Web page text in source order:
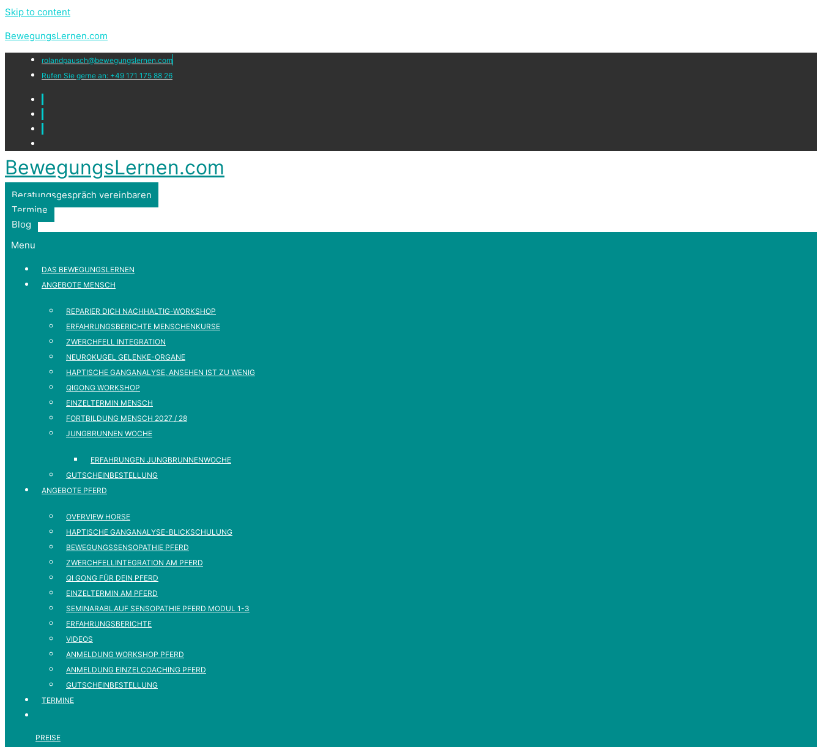
Skip to content
BewegungsLernen.com
rolandpausch@bewegungslernen.com
Rufen Sie gerne an: +49 171 175 88 26
BewegungsLernen.com
Beratungsgespräch vereinbaren
Termine
Blog
Menu
DAS BEWEGUNGSLERNEN
ANGEBOTE MENSCH
REPARIER DICH NACHHALTIG-WORKSHOP
ERFAHRUNGSBERICHTE MENSCHENKURSE
ZWERCHFELL INTEGRATION
NEUROKUGEL GELENKE-ORGANE
HAPTISCHE GANGANALYSE, ANSEHEN IST ZU WENIG
QIGONG WORKSHOP
EINZELTERMIN MENSCH
FORTBILDUNG MENSCH 2027 / 28
JUNGBRUNNEN WOCHE
ERFAHRUNGEN JUNGBRUNNENWOCHE
GUTSCHEINBESTELLUNG
ANGEBOTE PFERD
OVERVIEW HORSE
HAPTISCHE GANGANALYSE-BLICKSCHULUNG
BEWEGUNGSSENSOPATHIE PFERD
ZWERCHFELLINTEGRATION AM PFERD
QI GONG FÜR DEIN PFERD
EINZELTERMIN AM PFERD
SEMINARABLAUF SENSOPATHIE PFERD MODUL 1-3
ERFAHRUNGSBERICHTE
VIDEOS
ANMELDUNG WORKSHOP PFERD
ANMELDUNG EINZELCOACHING PFERD
GUTSCHEINBESTELLUNG
TERMINE
PREISE